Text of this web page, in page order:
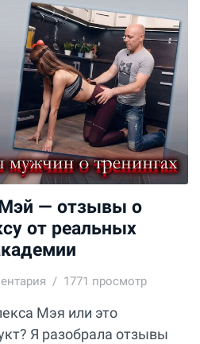
Мэй — отзывы о
от реальных
1771 просмотр
Мэя или это
Я разобрала отзывы